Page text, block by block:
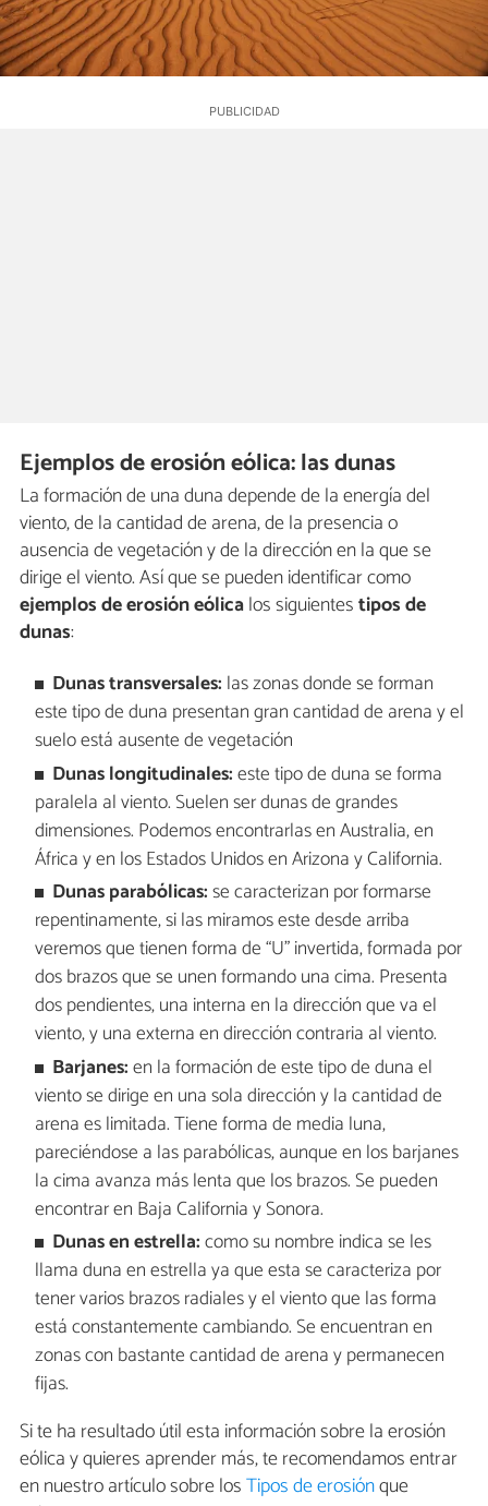
Ejemplos de erosión eólica: las dunas
La formación de una duna depende de la energía del
viento, de la cantidad de arena, de la presencia o
ausencia de vegetación y de la dirección en la que se
dirige el viento. Así que se pueden identificar como
ejemplos de erosión eólicalos siguientestipos de
dunas:
Dunas transversales: las zonas donde se forman
este tipo de duna presentan gran cantidad de arena y el
suelo está ausente de vegetación
Dunas longitudinales:este tipo de duna se forma
paralela al viento. Suelen ser dunas de grandes
dimensiones. Podemos encontrarlas en Australia, en
África y en los Estados Unidos en Arizona y California.
Dunas parabólicas:se caracterizan por formarse
repentinamente, si las miramos este desde arriba
veremos que tienen forma de “U” invertida, formada por
dos brazos que se unen formando una cima. Presenta
dos pendientes, una interna en la dirección que va el
viento, y una externa en dirección contraria al viento.
Barjanes:en la formación de este tipo de duna el
viento se dirige en una sola dirección y la cantidad de
arena es limitada. Tiene forma de media luna,
pareciéndose a las parabólicas, aunque en los barjanes
la cima avanza más lenta que los brazos. Se pueden
encontrar en Baja California y Sonora.
Dunas en estrella:como su nombre indica se les
llama duna en estrella ya que esta se caracteriza por
tener varios brazos radiales y el viento que las forma
está constantemente cambiando. Se encuentran en
zonas con bastante cantidad de arena y permanecen
fijas.
Si te ha resultado útil esta información sobre la erosión
eólica y quieres aprender más, te recomendamos entrar
en nuestro artículo sobre losTipos de erosiónque